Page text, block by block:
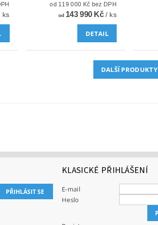
DPH
ks
od 119 000 Kč bez DPH
od143 990 Kč/ ks
DETAIL
DALŠÍ PRODUKTY
KLASICKÉ PŘIHLÁŠENÍ
E-mail
Heslo